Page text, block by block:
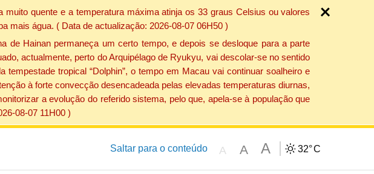
quente e a temperatura máxima atinja os 33 graus Celsius ou valores
mais água. ( Data de actualização: 2026-08-07 06H50 )
de Hainan permaneça um certo tempo, e depois se desloque para a parte
actualmente, perto do Arquipélago de Ryukyu, vai descolar-se no sentido
tropical “Dolphin”, o tempo em Macau vai continuar soalheiro e
à forte convecção desencadeada pelas elevadas temperaturas diurnas,
a evolução do referido sistema, pelo que, apela-se à população que
08-07 11H00 )
Saltar para o conteúdo A A A 32°C